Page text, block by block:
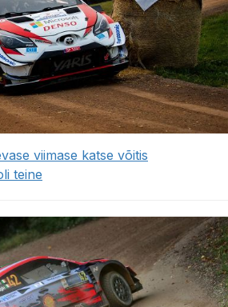
viimase katse võitis
teine